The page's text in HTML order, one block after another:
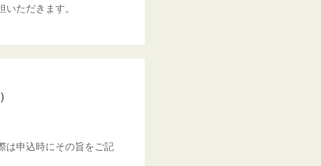
ただきます。
は申込時にその旨をご記